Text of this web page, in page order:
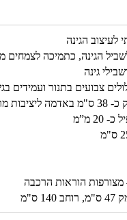
לעיצוב הגינה
הגינה, כתמיכה לצמחים
גינה
צבועים בתנור
מרבית
מ”מ
הוראות הרכבה